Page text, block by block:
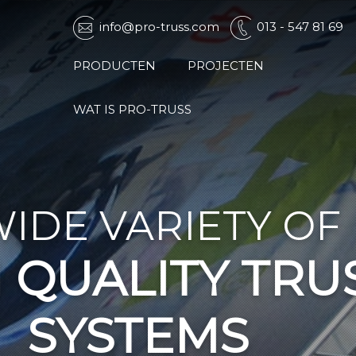
info@pro-truss.com 013 - 547 81 69
PRODUCTEN PROJECTEN
WAT IS PRO-TRUSS